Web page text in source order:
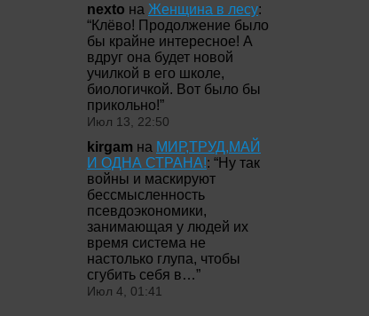
nexto на Женщина в лесу:
“Клёво! Продолжение было
бы крайне интересное! А
вдруг она будет новой
училкой в его школе,
биологичкой. Вот было бы
прикольно!”
Июл 13, 22:50
kirgam на МИР,ТРУД,МАЙ
И ОДНА СТРАНА!: “Ну так
войны и маскируют
бессмысленность
псевдоэкономики,
занимающая у людей их
время система не
настолько глупа, чтобы
сгубить себя в…”
Июл 4, 01:41